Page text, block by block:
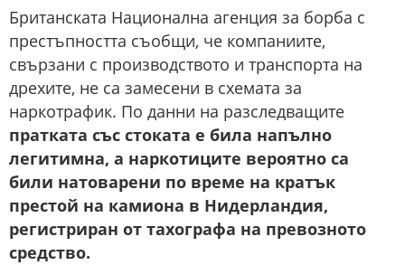
Британската Национална агенция за борба с
престъпността съобщи, че компаниите,
свързани с производството и транспорта на
дрехите, не са замесени в схемата за
наркотрафик. По данни на разследващите
пратката със стоката е била напълно
легитимна, а наркотиците вероятно са
били натоварени по време на кратък
престой на камиона в Нидерландия,
регистриран от тахографа на превозното
средство.